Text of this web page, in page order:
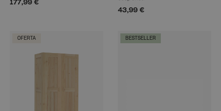
177,99 €
43,99 €
OFERTA BESTSELLER